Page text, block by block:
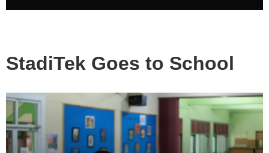
StadiTek Goes to School